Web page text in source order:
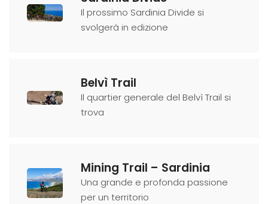
Il prossimo Sardinia Divide si
svolgerà in edizione
Belvì Trail
Il quartier generale del Belvì Trail si
trova
Mining Trail – Sardinia
Una grande e profonda passione
per un territorio